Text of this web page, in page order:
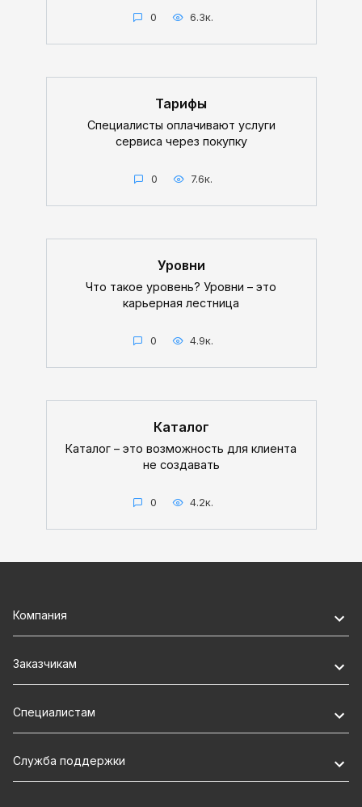
0 6.3к.
Тарифы
Специалисты оплачивают услуги
сервиса через покупку
0 7.6к.
Уровни
Что такое уровень? Уровни – это
карьерная лестница
0 4.9к.
Каталог
Каталог – это возможность для клиента
не создавать
0 4.2к.
Компания
Заказчикам
Специалистам
Служба поддержки